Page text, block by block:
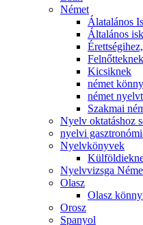
Német
Álatalános
Általános
Felnőtteknek
Kicsiknek
német
német
Szakmai
Nyelv oktatáshoz
nyelvi
Nyelvkönyvek
Nyelvvizsga
Olasz
Olasz
Orosz
Spanyol